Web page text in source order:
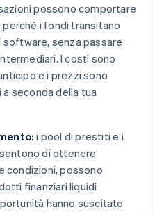
possono comportare
i fondi transitano
senza passare
I costi sono
e i prezzi sono
seconda della tua
i pool di prestiti e i
di ottenere
condizioni, possono
finanziari liquidi
hanno suscitato